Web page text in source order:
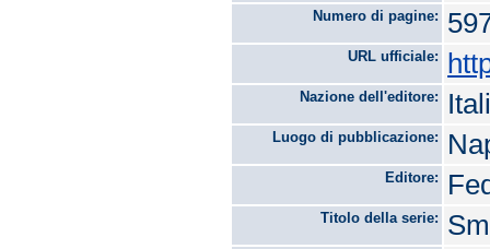
Numero di pagine:
URL ufficiale:
Nazione dell'editore:
Luogo di pubblicazione:
Editore:
Titolo della serie: